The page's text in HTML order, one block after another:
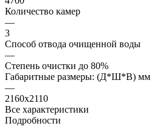
Количество камер
—
3
Способ отвода очищенной воды
—
Степень очистки до 80%
Габаритные размеры: (Д*Ш*В) мм
—
2160х2110
Все характеристики
Подробности